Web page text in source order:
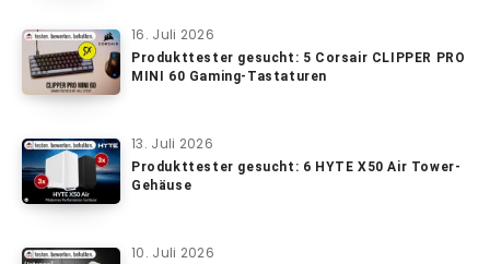
16. Juli 2026
Produkttester gesucht: 5 Corsair CLIPPER PRO
MINI 60 Gaming-Tastaturen
13. Juli 2026
Produkttester gesucht: 6 HYTE X50 Air Tower-
Gehäuse
10. Juli 2026